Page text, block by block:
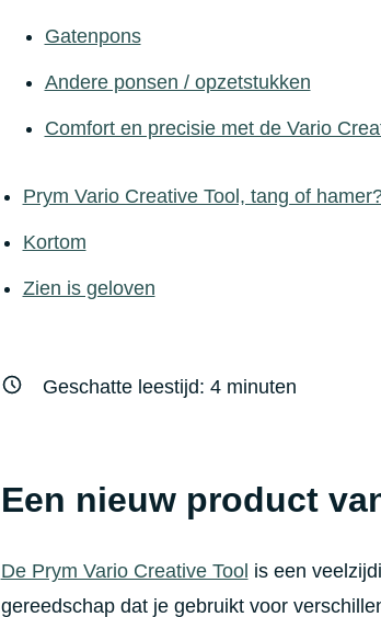
Gatenpons
Andere ponsen / opzetstukken
Comfort en precisie met de Vario
Prym Vario Creative Tool, tang of
Kortom
Zien is geloven
Geschatte leestijd: 4minuten
Een nieuw product
De Prym Vario Creative Tool is een
gereedschap dat je gebruikt voor